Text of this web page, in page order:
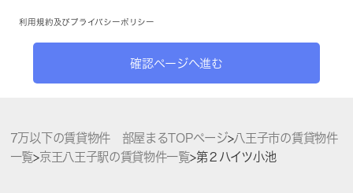
利用規約 及び プライバシーポリシー
確認ページへ進む
7万以下の賃貸物件 部屋まるTOPページ>八王子市の賃貸物件
一覧>京王八王子駅の賃貸物件一覧>第２ハイツ小池